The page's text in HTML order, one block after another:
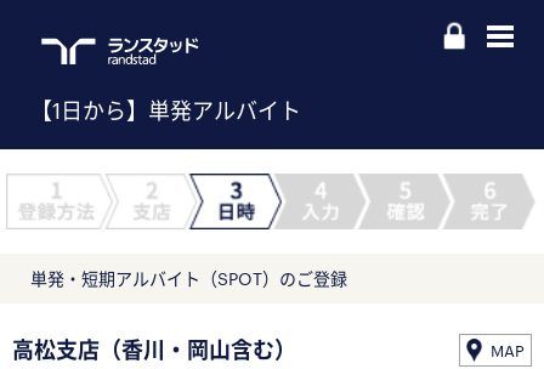
【1日から】単発アルバイト
単発・短期アルバイト（SPOT）のご登録
高松支店（香川・岡山含む） MAP